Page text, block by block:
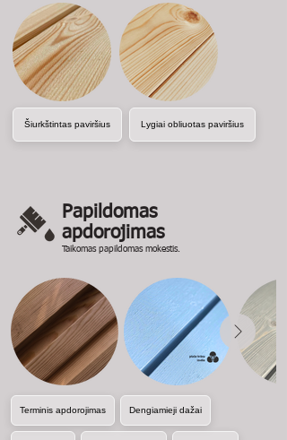
Šiurkštintas paviršius Lygiai obliuotas paviršius
Papildomas
apdorojimas
Taikomas papildomas mokestis.
Terminis apdorojimas Dengiamieji dažai